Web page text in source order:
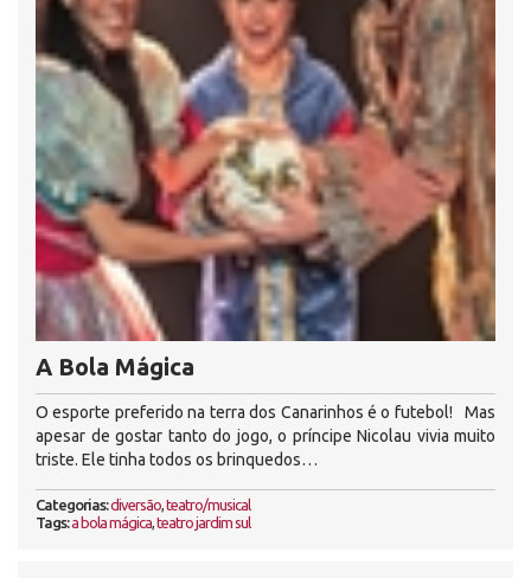
A Bola Mágica
O esporte preferido na terra dos Canarinhos é o futebol! Mas
apesar de gostar tanto do jogo, o príncipe Nicolau vivia muito
triste. Ele tinha todos os brinquedos…
Categorias:diversão,teatro/musical
Tags:a bola mágica,teatro jardim sul